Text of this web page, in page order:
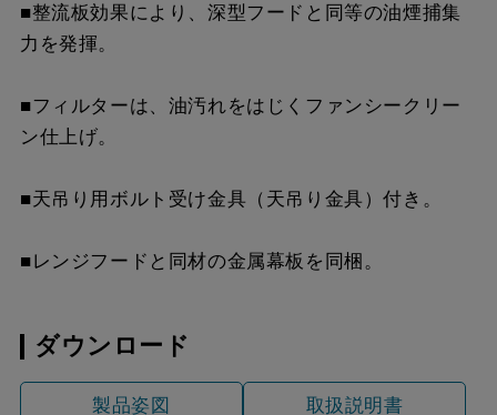
YMP-NSB-515AL
SI
¥8,470（税抜価格 ￥
YMP-NSB-515AR
S4
¥13,310（税抜価格 ￥
YMP-NSB-515AL
¥13,310（税抜価格 ￥
■整流板効果により、深型フードと同等の油煙捕集
力を発揮。
■フィルターは、油汚れをはじくファンシークリー
ン仕上げ。
■天吊り用ボルト受け金具（天吊り金具）付き。
■レンジフードと同材の金属幕板を同梱。
ダウンロード
製品姿図 取扱説明書